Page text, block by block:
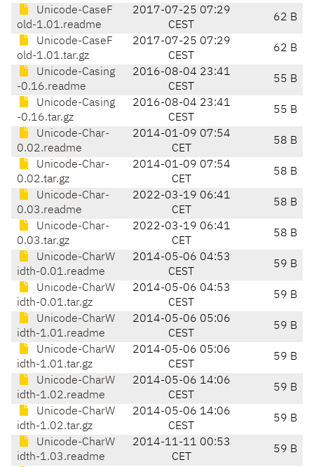
Unicode-CaseF
old-1.01.readme
2017-07-25 07:29
CEST
62 B
Unicode-CaseF
old-1.01.tar.gz
2017-07-25 07:29
CEST
62 B
Unicode-Casing
-0.16.readme
2016-08-04 23:41
CEST
55 B
Unicode-Casing
-0.16.tar.gz
2016-08-04 23:41
CEST
55 B
Unicode-Char-
0.02.readme
2014-01-09 07:54
CET
58 B
Unicode-Char-
0.02.tar.gz
2014-01-09 07:54
CET
58 B
Unicode-Char-
0.03.readme
2022-03-19 06:41
CET
58 B
Unicode-Char-
0.03.tar.gz
2022-03-19 06:41
CET
58 B
Unicode-CharW
idth-0.01.readme
2014-05-06 04:53
CEST
59 B
Unicode-CharW
idth-0.01.tar.gz
2014-05-06 04:53
CEST
59 B
Unicode-CharW
idth-1.01.readme
2014-05-06 05:06
CEST
59 B
Unicode-CharW
idth-1.01.tar.gz
2014-05-06 05:06
CEST
59 B
Unicode-CharW
idth-1.02.readme
2014-05-06 14:06
CEST
59 B
Unicode-CharW
idth-1.02.tar.gz
2014-05-06 14:06
CEST
59 B
Unicode-CharW
idth-1.03.readme
2014-11-11 00:53
CET
59 B